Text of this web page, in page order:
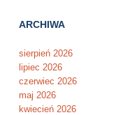
ARCHIWA
sierpień 2026
lipiec 2026
czerwiec 2026
maj 2026
kwiecień 2026